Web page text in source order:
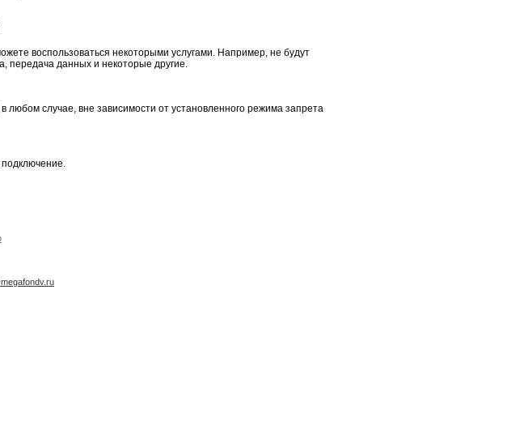
воспользоваться некоторыми услугами. Например, не будут
передача данных и некоторые другие.
случае, вне зависимости от установленного режима запрета
подключение.